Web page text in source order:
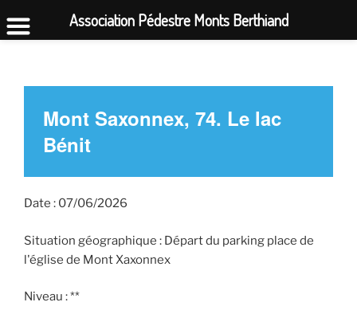
contenu
Mont Saxonnex, 74. Le lac
Bénit
Date : 07/06/2026
Situation géographique : Départ du parking place de
l'église de Mont Xaxonnex
Niveau : **
Association Pédestre Monts Berthiand